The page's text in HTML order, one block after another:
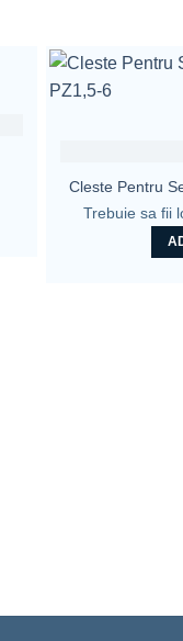
Cleste Pentru
Trebuie sa fii